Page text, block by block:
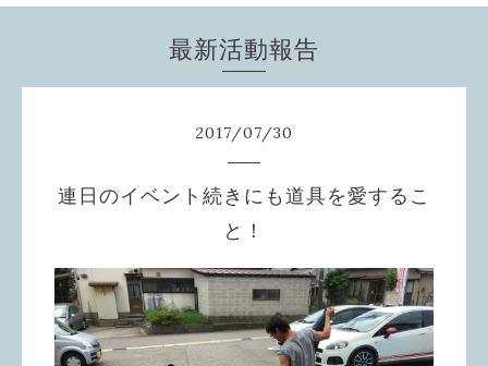
最新活動報告
2017/07/30
連日のイベント続きにも道具を愛するこ
と！